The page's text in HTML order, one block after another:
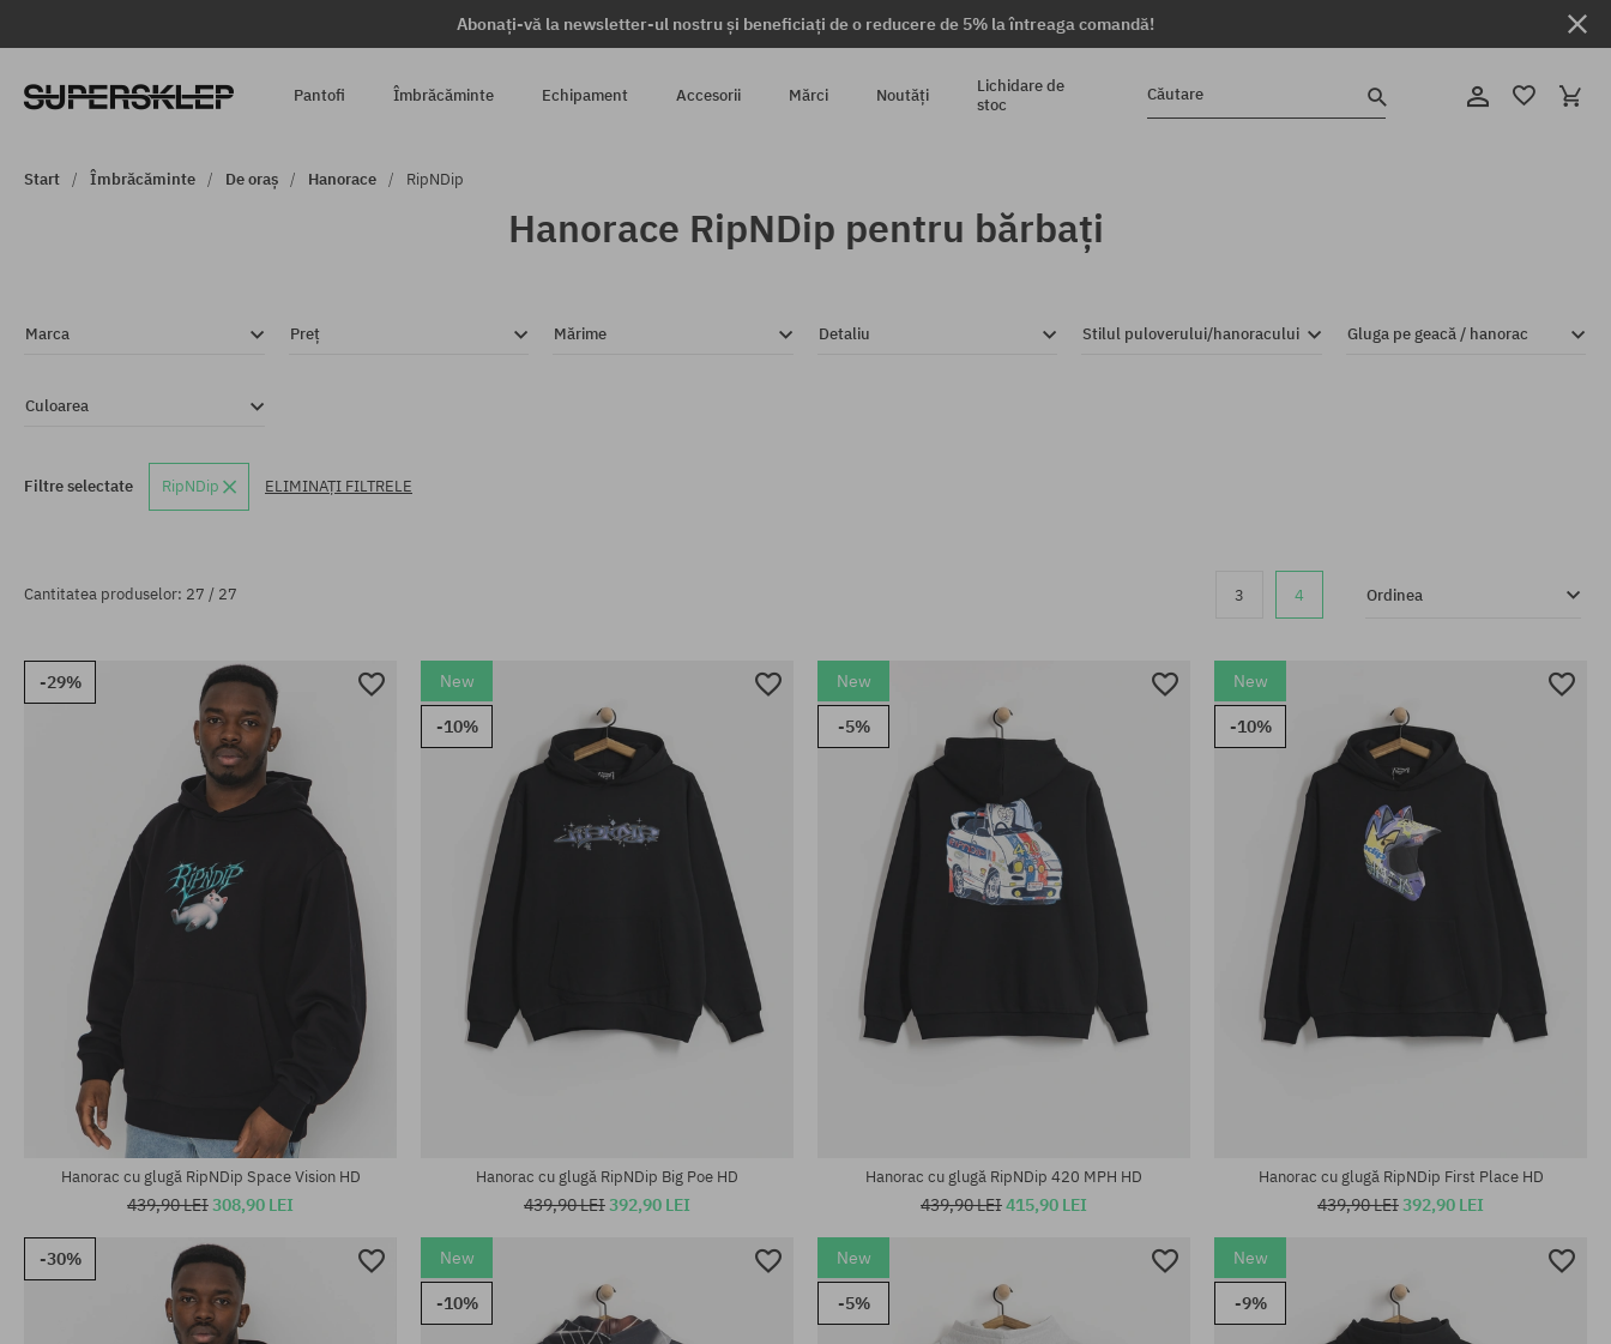
Abonați-vă la newsletter-ul nostru și beneficiați de o reducere de 5% la întreaga comandă!
Pantofi Îmbrăcăminte Echipament Accesorii Mărci Noutăți
Lichidare de
stoc
Căutare
Start Îmbrăcăminte De oraș Hanorace RipNDip
Hanorace RipNDip pentru bărbați
Marca Preț Mărime Detaliu Stilul puloverului/hanoracului Gluga pe geacă / hanorac
Culoarea
Filtre selectate RipNDip ELIMINAȚI FILTRELE
Cantitatea produselor: 27 / 27 3 4 Ordinea
-29%
Hanorac cu glugă RipNDip Space Vision HD
439,90 LEI308,90 LEI
New
-10%
Hanorac cu glugă RipNDip Big Poe HD
439,90 LEI392,90 LEI
New
-5%
Hanorac cu glugă RipNDip 420 MPH HD
439,90 LEI415,90 LEI
New
-10%
Hanorac cu glugă RipNDip First Place HD
439,90 LEI392,90 LEI
-30%
New
-10%
New
-5%
New
-9%